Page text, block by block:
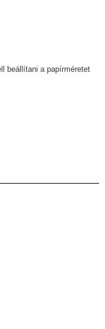
beállítani a papírméretet